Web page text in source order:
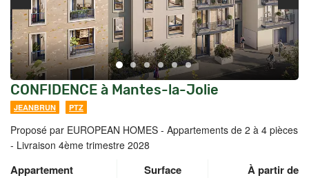
CONFIDENCE à Mantes-la-Jolie
JEANBRUN PTZ
Proposé par EUROPEAN HOMES - Appartements de 2 à 4 pièces
- Livraison 4ème trimestre 2028
Appartement Surface À partir de